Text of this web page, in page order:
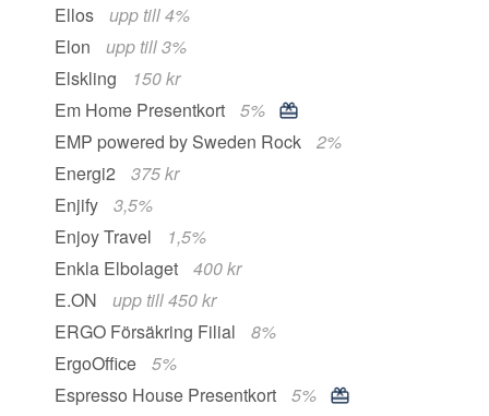
Ellos
upp till 4%
Elon
upp till 3%
Elskling
150 kr
Em Home Presentkort
5%
EMP powered by Sweden Rock
2%
Energi2
375 kr
Enjify
3,5%
Enjoy Travel
1,5%
Enkla Elbolaget
400 kr
E.ON
upp till 450 kr
ERGO Försäkring Filial
8%
ErgoOffice
5%
Espresso House Presentkort
5%